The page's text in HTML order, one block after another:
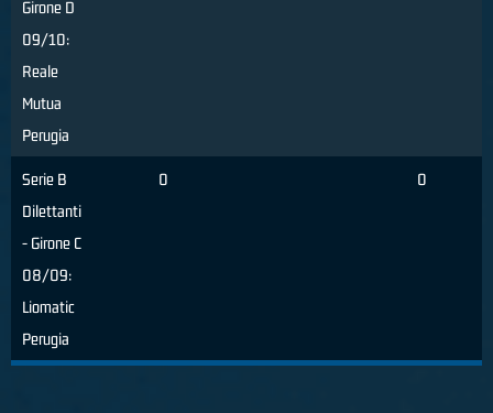
Girone D
09/10:
Reale
Mutua
Perugia
Serie B
Dilettanti
- Girone C
08/09:
Liomatic
Perugia
0 0